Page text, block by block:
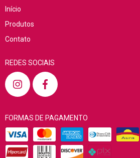
Início
Produtos
Contato
REDES SOCIAIS
FORMAS DE PAGAMENTO